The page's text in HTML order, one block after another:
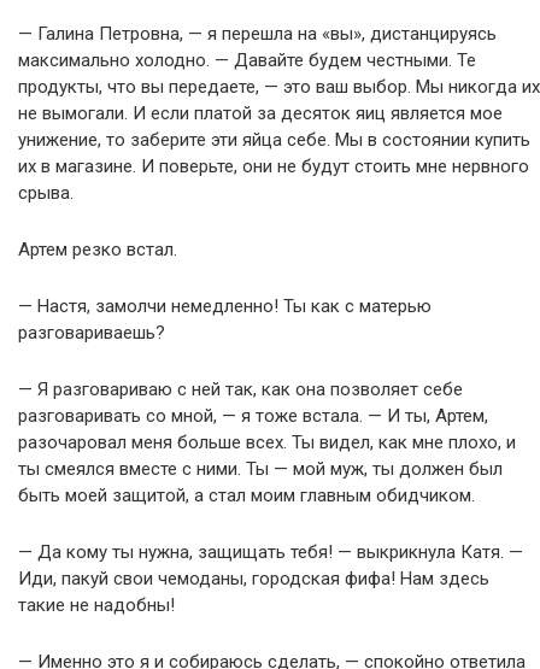
— Галина Петровна, — я перешла на «вы», дистанцируясь
максимально холодно. — Давайте будем честными. Те
продукты, что вы передаете, — это ваш выбор. Мы никогда их
не вымогали. И если платой за десяток яиц является мое
унижение, то заберите эти яйца себе. Мы в состоянии купить
их в магазине. И поверьте, они не будут стоить мне нервного
срыва.
Артем резко встал.
— Настя, замолчи немедленно! Ты как с матерью
разговариваешь?
— Я разговариваю с ней так, как она позволяет себе
разговаривать со мной, — я тоже встала. — И ты, Артем,
разочаровал меня больше всех. Ты видел, как мне плохо, и
ты смеялся вместе с ними. Ты — мой муж, ты должен был
быть моей защитой, а стал моим главным обидчиком.
— Да кому ты нужна, защищать тебя! — выкрикнула Катя. —
Иди, пакуй свои чемоданы, городская фифа! Нам здесь
такие не надобны!
— Именно это я и собираюсь сделать, — спокойно ответила